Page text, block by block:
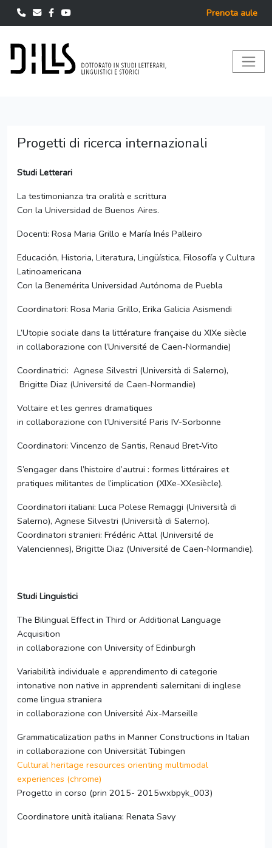
Prenota aule
Progetti di ricerca internazionali
Studi Letterari
La testimonianza tra oralità e scrittura
Con la Universidad de Buenos Aires.
Docenti: Rosa Maria Grillo e María Inés Palleiro
Educación, Historia, Literatura, Lingüística, Filosofía y Cultura
Latinoamericana
Con la Benemérita Universidad Autónoma de Puebla
Coordinatori: Rosa Maria Grillo, Erika Galicia Asismendi
L’Utopie sociale dans la littérature française du XIXe siècle
in collaborazione con l’Université de Caen-Normandie)
Coordinatrici: Agnese Silvestri (Università di Salerno),
Brigitte Diaz (Université de Caen-Normandie)
Voltaire et les genres dramatiques
in collaborazione con l’Université Paris IV-Sorbonne
Coordinatori: Vincenzo de Santis, Renaud Bret-Vito
S’engager dans l’histoire d’autrui : formes littéraires et
pratiques militantes de l’implication (XIXe-XXesiècle).
Coordinatori italiani: Luca Polese Remaggi (Università di
Salerno), Agnese Silvestri (Università di Salerno).
Coordinatori stranieri: Frédéric Attal (Université de
Valenciennes), Brigitte Diaz (Université de Caen-Normandie).
Studi Linguistici
The Bilingual Effect in Third or Additional Language
Acquisition
in collaborazione con University of Edinburgh
Variabilità individuale e apprendimento di categorie
intonative non native in apprendenti salernitani di inglese
come lingua straniera
in collaborazione con Université Aix-Marseille
Grammaticalization paths in Manner Constructions in Italian
in collaborazione con Universität Tübingen
Cultural heritage resources orienting multimodal
experiences (chrome)
Progetto in corso (prin 2015- 2015wxbpyk_003)
Coordinatore unità italiana: Renata Savy